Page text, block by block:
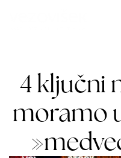
4 ključni
moramo